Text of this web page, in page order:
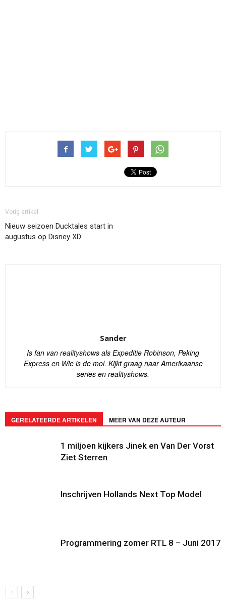
Vorig artikel
Nieuw seizoen Ducktales start in
augustus op Disney XD
Sander
Is fan van realityshows als Expeditie Robinson, Peking
Express en Wie is de mol. Kijkt graag naar Amerikaanse
series en realityshows.
GERELATEERDE ARTIKELEN MEER VAN DEZE AUTEUR
1 miljoen kijkers Jinek en Van Der Vorst
Ziet Sterren
Inschrijven Hollands Next Top Model
Programmering zomer RTL 8 – Juni 2017